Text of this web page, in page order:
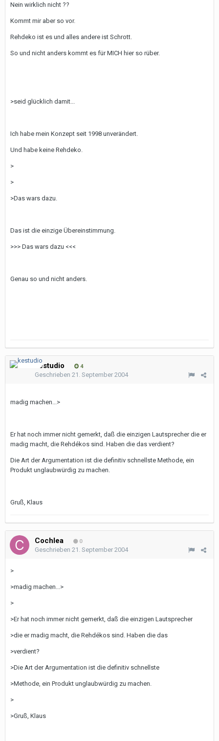
Nein wirklich nicht ??
Kommt mir aber so vor.
Rehdeko ist es und alles andere ist Schrott.
So und nicht anders kommt es für MICH hier so rüber.
>seid glücklich damit...
Ich habe mein Konzept seit 1998 unverändert.
Und habe keine Rehdeko.
>
>
>Das wars dazu.
Das ist die einzige Übereinstimmung.
>>> Das wars dazu <<<
Genau so und nicht anders.
kestudio 4
Geschrieben 21. September 2004
madig machen...>
Er hat noch immer nicht gemerkt, daß die einzigen Lautsprecher die er
madig macht, die Rehdékos sind. Haben die das verdient?
Die Art der Argumentation ist die definitiv schnellste Methode, ein
Produkt unglaubwürdig zu machen.
Gruß, Klaus
Cochlea 0
Geschrieben 21. September 2004
>
>madig machen...>
>
>Er hat noch immer nicht gemerkt, daß die einzigen Lautsprecher
>die er madig macht, die Rehdékos sind. Haben die das
>verdient?
>Die Art der Argumentation ist die definitiv schnellste
>Methode, ein Produkt unglaubwürdig zu machen.
>
>Gruß, Klaus